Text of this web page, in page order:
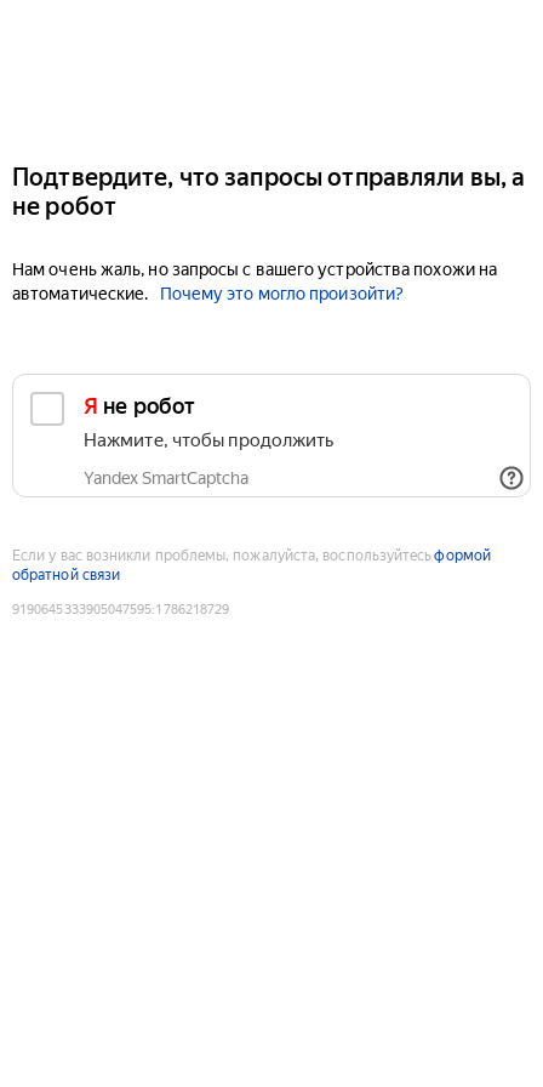
Подтвердите, что запросы отправляли вы, а
не робот
Нам очень жаль, но запросы с вашего устройства похожи на
автоматические.
Почему это могло произойти?
Я не робот
Нажмите, чтобы продолжить
Yandex SmartCaptcha
Если у вас возникли проблемы, пожалуйста, воспользуйтесьформой
обратной связи
9190645333905047595:1786218729